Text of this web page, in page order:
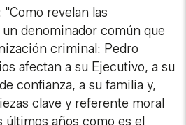
revelan las
denominador común que
criminal: Pedro
afectan a su Ejecutivo, a su
confianza, a su familia y,
clave y referente moral
años como es el